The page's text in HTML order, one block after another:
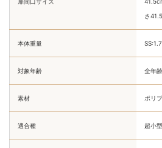
さ
本体重量
対象年齢 全年齢
素材 ポリ
適合種 超小